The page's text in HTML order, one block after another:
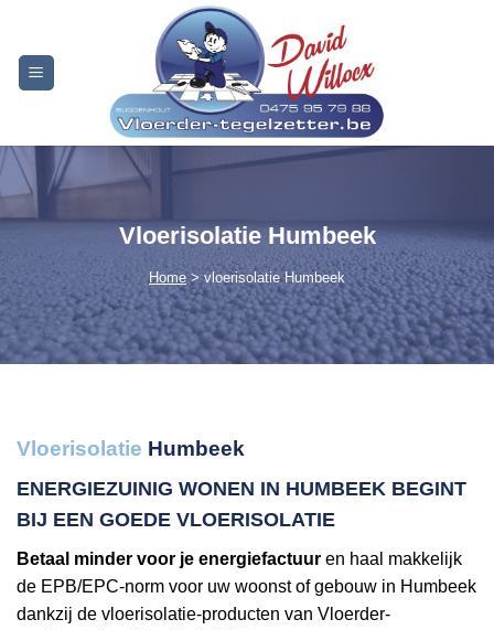
content
Vloerisolatie Humbeek
Home> vloerisolatie Humbeek
Vloerisolatie Humbeek
ENERGIEZUINIG WONEN IN HUMBEEK BEGINT
BIJ EEN GOEDE VLOERISOLATIE
Betaal minder voor je energiefactuur en haal makkelijk
de EPB/EPC-norm voor uw woonst of gebouw in Humbeek
dankzij de vloerisolatie-producten van Vloerder-